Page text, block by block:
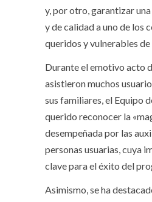
y, por otro, garantizar
y de calidad a uno de los
queridos y vulnerables de
Durante el emotivo acto
asistieron muchos
sus familiares, el Equipo
querido reconocer la
desempeñada por las
personas usuarias, cuya
clave para el éxito del
Asimismo, se ha